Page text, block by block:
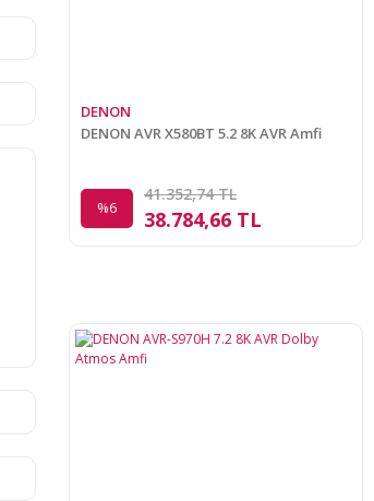
DENON
DENON AVR X580BT 5.2 8K AVR Amfi
%6
41.352,74 TL
38.784,66 TL